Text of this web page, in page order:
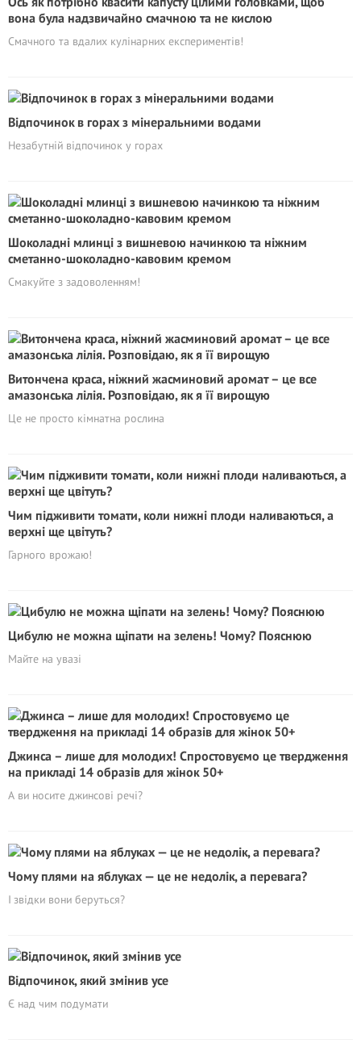
вона була надзвичайно смачною та не кислою
Смачного та вдалих кулінарних експериментів!
Відпочинок в горах з мінеральними водами
Незабутній відпочинок у горах
Шоколадні млинці з вишневою начинкою та ніжним
сметанно-шоколадно-кавовим кремом
Смакуйте з задоволенням!
Витончена краса, ніжний жасминовий аромат – це все
амазонська лілія. Розповідаю, як я її вирощую
Це не просто кімнатна рослина
Чим підживити томати, коли нижні плоди наливаються, а
верхні ще цвітуть?
Гарного врожаю!
Цибулю не можна щіпати на зелень! Чому? Пояснюю
Майте на увазі
Джинса – лише для молодих! Спростовуємо це твердження
на прикладі 14 образів для жінок 50+
А ви носите джинсові речі?
Чому плями на яблуках — це не недолік, а перевага?
І звідки вони беруться?
Відпочинок, який змінив усе
Є над чим подумати